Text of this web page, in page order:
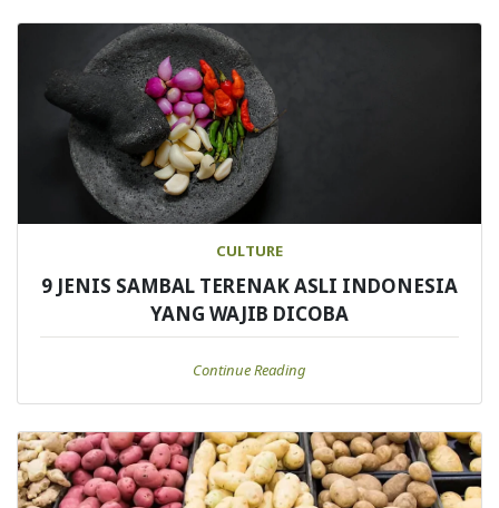
CULTURE
9 JENIS SAMBAL TERENAK ASLI INDONESIA
YANG WAJIB DICOBA
Continue Reading